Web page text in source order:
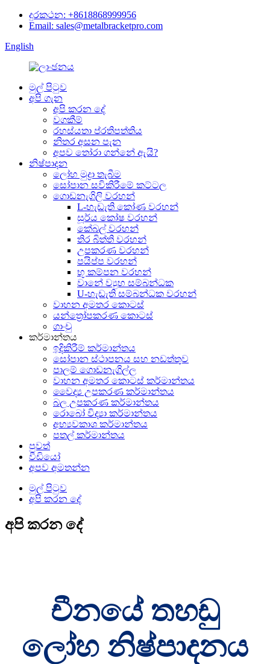
දුරකථන: +8618868999956
Email: sales@metalbracketpro.com
English
මුල් පිටුව
අපි ගැන
අපි කරන දේ
වගකීම්
රහස්යතා ප්රතිපත්තිය
නිතර අසන පැන
අපව තෝරා ගන්නේ ඇයි?
නිෂ්පාදන
ලෝහ මුද්‍රා තැබීම
සෝපාන සවිකිරීමේ කට්ටල
ගොඩනැගිලි වරහන්
L-හැඩැති කෝණ වරහන්
සූර්ය කෝෂ වරහන්
කේබල් වරහන්
තිර බිත්ති වරහන්
උපකරණ වරහන්
පයිප්ප වරහන්
භූ කම්පන වරහන්
වානේ ව්‍යුහ සම්බන්ධක
U-හැඩැති සම්බන්ධක වරහන්
වාහන අමතර කොටස්
යන්ත්‍රෝපකරණ කොටස්
ගාංචු
කර්මාන්තය
ඉදිකිරීම් කර්මාන්තය
සෝපාන ස්ථාපනය සහ නඩත්තුව
පාලම් ගොඩනැගිල්ල
වාහන අමතර කොටස් කර්මාන්තය
වෛද්‍ය උපකරණ කර්මාන්තය
බල උපකරණ කර්මාන්තය
රොබෝ විද්‍යා කර්මාන්තය
අභ්‍යවකාශ කර්මාන්තය
පතල් කර්මාන්තය
පුවත්
වීඩියෝ
අපව අමතන්න
මුල් පිටුව
අපි කරන දේ
අපි කරන දේ
චීනයේ තහඩු
ලෝහ නිෂ්පාදනය